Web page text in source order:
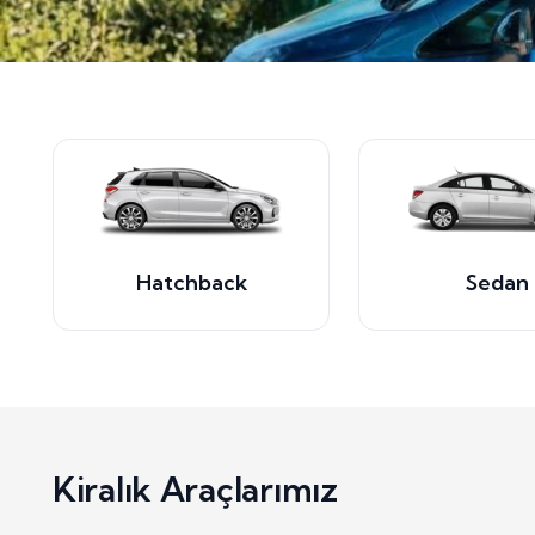
Hatchback Sedan
Kiralık Araçlarımız